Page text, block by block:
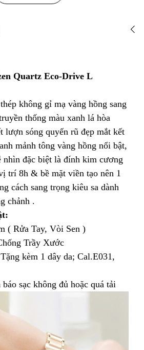
Quartz Eco-Drive L
không gỉ mạ vàng hồng sang
thống màu xanh lá hòa
lượn sóng quyến rũ đẹp mắt kết
mảnh tông vàng hồng nổi bật,
nhìn đặc biệt là đính kim cương
trí 8h & bề mặt viền tạo nên 1
cách sang trọng kiêu sa dành
chảnh .
( Rửa Tay, Vòi Sen )
Trầy Xước
kèm 1 dây da; Cal.E031,
báo sạc không đủ hoặc quá tải